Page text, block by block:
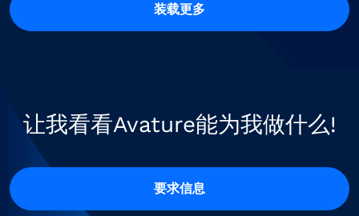
装载更多
让我看看Avature能为我做什么!
要求信息